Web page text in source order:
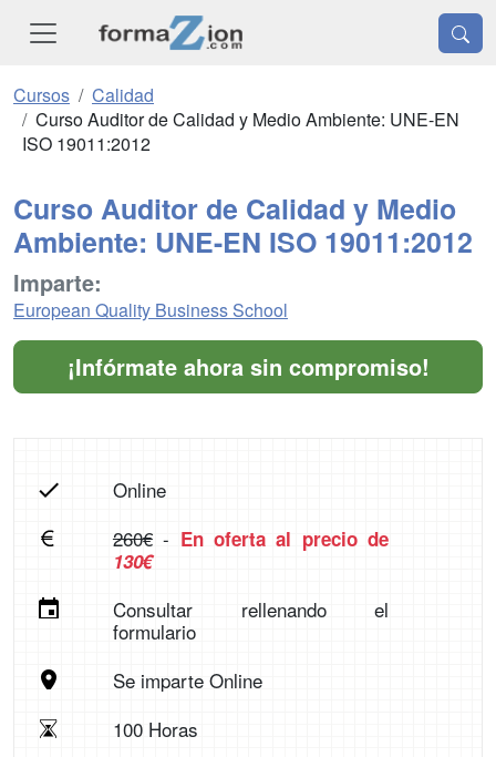
Cursos
Calidad
Curso Auditor de Calidad y Medio Ambiente: UNE-EN
ISO 19011:2012
Curso Auditor de Calidad y Medio
Ambiente: UNE-EN ISO 19011:2012
Imparte:
European Quality Business School
¡Infórmate ahora sin compromiso!
Online
260€- En oferta al precio de
130€
Consultar rellenando el
formulario
Se imparte Online
100 Horas